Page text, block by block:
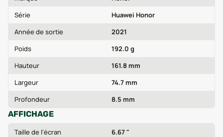
Série
Huawei Honor
Année de sortie
2021
Poids
192.0 g
Hauteur
161.8 mm
Largeur
74.7 mm
Profondeur
8.5 mm
AFFICHAGE
Taille de l'écran
6.67 "